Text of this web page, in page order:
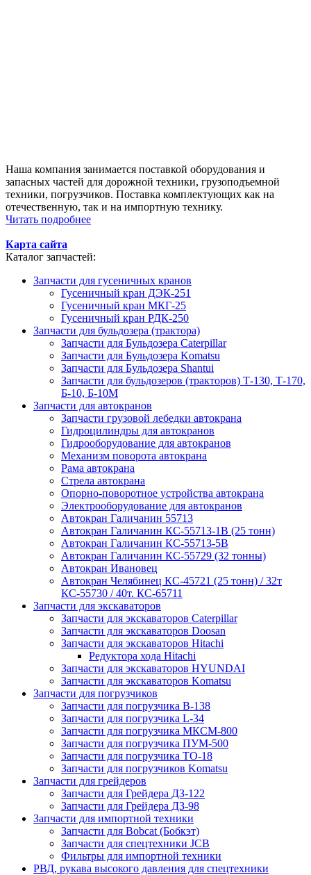
Наша компания занимается поставкой оборудования и
запасных частей для дорожной техники, грузоподъемной
техники, погрузчиков. Поставка комплектующих как на
отечественную, так и на импортную технику.
Читать подробнее
Карта сайта
Каталог запчастей:
Запчасти для гусеничных кранов
Гусеничный кран ДЭК-251
Гусеничный кран МКГ-25
Гусеничный кран РДК-250
Запчасти для бульдозера (трактора)
Запчасти для Бульдозера Caterpillar
Запчасти для Бульдозера Komatsu
Запчасти для Бульдозера Shantui
Запчасти для бульдозеров (тракторов) Т-130, Т-170,
Б-10, Б-10М
Запчасти для автокранов
Запчасти грузовой лебедки автокрана
Гидроцилиндры для автокранов
Гидрооборудование для автокранов
Механизм поворота автокрана
Рама автокрана
Стрела автокрана
Опорно-поворотное устройства автокрана
Электрооборудование для автокранов
Автокран Галичанин 55713
Автокран Галичанин КС-55713-1В (25 тонн)
Автокран Галичанин КС-55713-5В
Автокран Галичанин КС-55729 (32 тонны)
Автокран Ивановец
Автокран Челябинец КС-45721 (25 тонн) / 32т
КС-55730 / 40т. КС-65711
Запчасти для экскаваторов
Запчасти для экскаваторов Caterpillar
Запчасти для экскаваторов Doosan
Запчасти для экскаваторов Hitachi
Редуктора хода Hitachi
Запчасти для экскаваторов HYUNDAI
Запчасти для экскаваторов Komatsu
Запчасти для погрузчиков
Запчасти для погрузчика B-138
Запчасти для погрузчика L-34
Запчасти для погрузчика МКСМ-800
Запчасти для погрузчика ПУМ-500
Запчасти для погрузчика ТО-18
Запчасти для погрузчиков Komatsu
Запчасти для грейдеров
Запчасти для Грейдера ДЗ-122
Запчасти для Грейдера ДЗ-98
Запчасти для импортной техники
Запчасти для Bobcat (Бобкэт)
Запчасти для спецтехники JCB
Фильтры для импортной техники
РВД, рукава высокого давления для спецтехники